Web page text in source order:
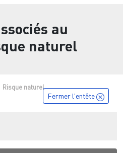
au
naturel
Risque naturel
Fermer l'entête